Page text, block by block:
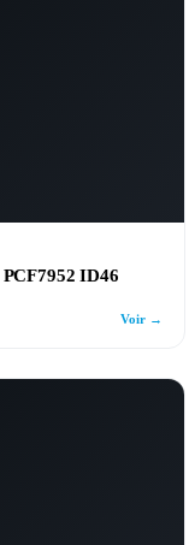
ID46
Voir →